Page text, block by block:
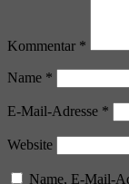
Kommentar *
Name *
E-Mail-Adresse *
Website
Name, E-Mail-